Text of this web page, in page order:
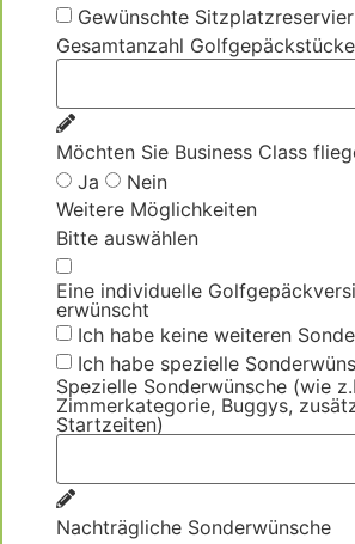
Gewünschte
Gesamtanzahl Golfgepäckstücke
Möchten Sie Business Class
Ja
Nein
Weitere Möglichkeiten
Bitte auswählen
Eine individuelle
erwünscht
Ich habe keine weiteren
Ich habe spezielle
Spezielle Sonderwünsche (wie
Zimmerkategorie, Buggys,
Startzeiten)
Nachträgliche Sonderwünsche